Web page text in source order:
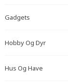
Gadgets
Hobby Og Dyr
Hus Og Have